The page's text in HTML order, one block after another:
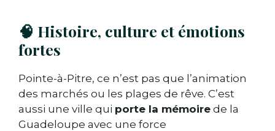
🧠 Histoire, culture et émotions
fortes
Pointe-à-Pitre, ce n’est pas que l’animation
des marchés ou les plages de rêve. C’est
aussi une ville qui porte la mémoire de la
Guadeloupe avec une force